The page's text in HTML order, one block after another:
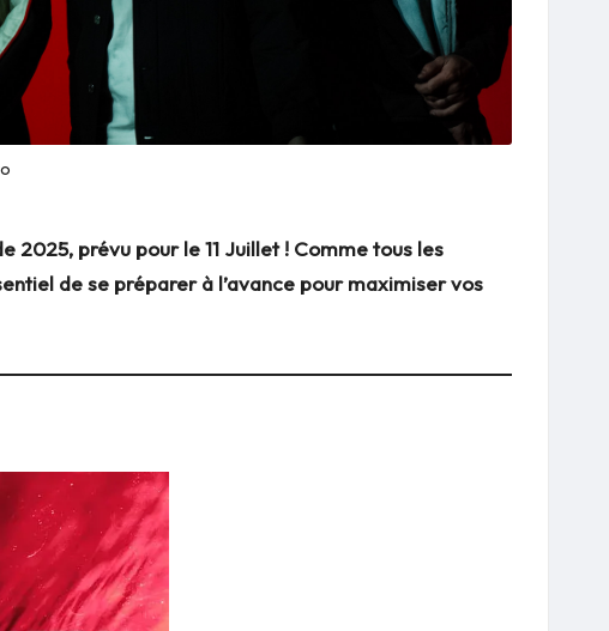
2025, prévu pour le 11 Juillet ! Comme tous les
de se préparer à l’avance pour maximiser vos